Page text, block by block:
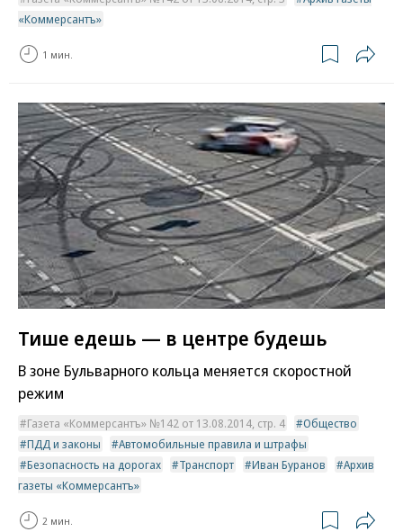
«Коммерсантъ»
1 мин.
Тише едешь — в центре будешь
В зоне Бульварного кольца меняется скоростной
режим
Газета «Коммерсантъ» №142 от 13.08.2014, стр. 4
Общество
ПДД и законы
Автомобильные правила и штрафы
Безопасность на дорогах
Транспорт Иван Буранов
Архив
газеты «Коммерсантъ»
2 мин.